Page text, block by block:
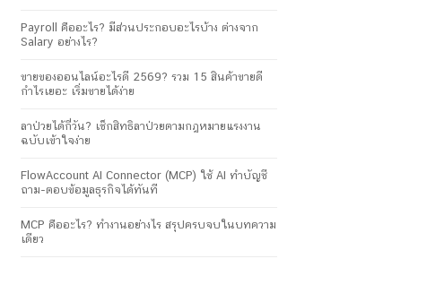
Payroll คืออะไร? มีส่วนประกอบอะไรบ้าง ต่างจาก
Salary อย่างไร?
ขายของออนไลน์อะไรดี 2569? รวม 15 สินค้าขายดี
กำไรเยอะ เริ่มขายได้ง่าย
ลาป่วยได้กี่วัน? เช็กสิทธิลาป่วยตามกฎหมายแรงงาน
ฉบับเข้าใจง่าย
FlowAccount AI Connector (MCP) ใช้ AI ทำบัญชี
ถาม-ตอบข้อมูลธุรกิจได้ทันที
MCP คืออะไร? ทำงานอย่างไร สรุปครบจบในบทความ
เดียว